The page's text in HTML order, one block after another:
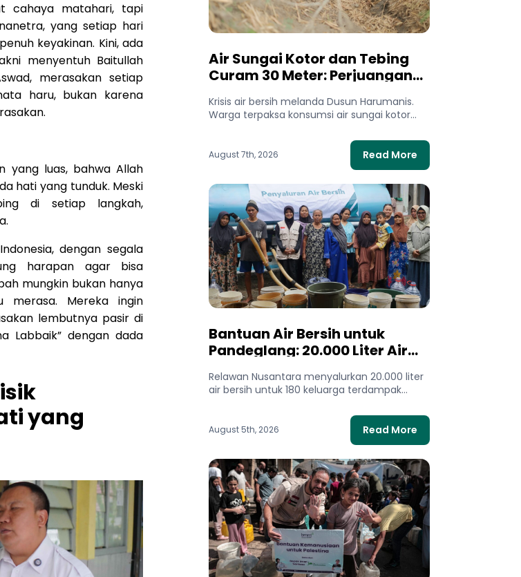
cahaya matahari, tapi
yang setiap hari
keyakinan. Kini, ada
menyentuh Baitullah
merasakan setiap
haru, bukan karena
yang luas, bahwa Allah
hati yang tunduk. Meski
di setiap langkah,
dengan segala
harapan agar bisa
mungkin bukan hanya
Mereka ingin
lembutnya pasir di
Labbaik” dengan dada
yang
Air Sungai Kotor dan Tebing
Curam 30 Meter: Perjuangan
Setetes Air Bersih
Krisis air bersih melanda Dusun Harumanis.
Warga terpaksa konsumsi air sungai kotor
August 7th, 2026 Read More
Bantuan Air Bersih untuk
Pandeglang: 20.000 Liter Air
Terdampak Kekeringan
Relawan Nusantara menyalurkan 20.000 liter
air bersih untuk 180 keluarga terdampak
August 5th, 2026 Read More